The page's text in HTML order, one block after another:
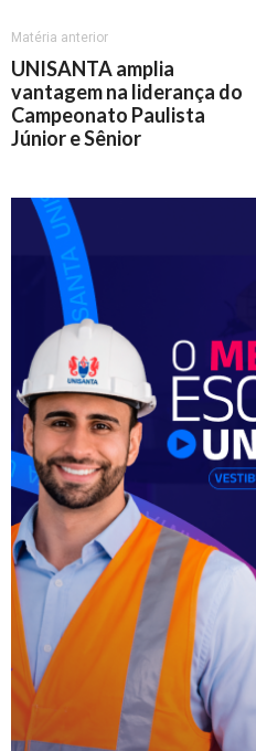
Matéria anterior
UNISANTA amplia
vantagem na liderança do
Campeonato Paulista
Júnior e Sênior